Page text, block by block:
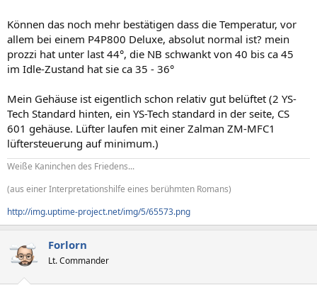
Können das noch mehr bestätigen dass die Temperatur, vor
allem bei einem P4P800 Deluxe, absolut normal ist? mein
prozzi hat unter last 44°, die NB schwankt von 40 bis ca 45
im Idle-Zustand hat sie ca 35 - 36°
Mein Gehäuse ist eigentlich schon relativ gut belüftet (2 YS-
Tech Standard hinten, ein YS-Tech standard in der seite, CS
601 gehäuse. Lüfter laufen mit einer Zalman ZM-MFC1
lüftersteuerung auf minimum.)
Weiße Kaninchen des Friedens...
(aus einer Interpretationshilfe eines berühmten Romans)
http://img.uptime-project.net/img/5/65573.png
Forlorn
Lt. Commander